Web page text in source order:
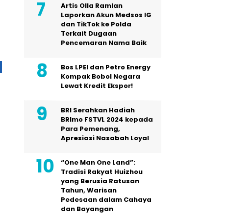
Artis Olla Ramlan
Laporkan Akun Medsos IG
dan TikTok ke Polda
Terkait Dugaan
Pencemaran Nama Baik
Bos LPEI dan Petro Energy
Kompak Bobol Negara
Lewat Kredit Ekspor!
BRI Serahkan Hadiah
BRImo FSTVL 2024 kepada
Para Pemenang,
Apresiasi Nasabah Loyal
“One Man One Land”:
Tradisi Rakyat Huizhou
yang Berusia Ratusan
Tahun, Warisan
Pedesaan dalam Cahaya
dan Bayangan